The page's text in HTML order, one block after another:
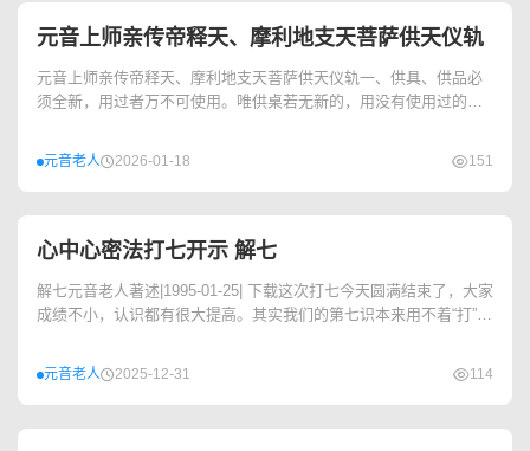
元音上师亲传帝释天、摩利地支天菩萨供天仪轨
元音上师亲传帝释天、摩利地支天菩萨供天仪轨一、供具、供品必
须全新，用过者万不可使用。唯供桌若无新的，用没有使用过的新
元音老人 2026-01-18 151
心中心密法打七开示 解七
解七元音老人著述|1995-01-25| 下载这次打七今天圆满结束了，大家
成绩不小，认识都有很大提高。其实我们的第七识本来用不着“打”，
元音老人 2025-12-31 114